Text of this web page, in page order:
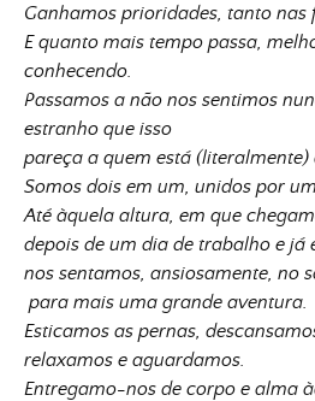
Ganhamos prioridades, tanto nas
E quanto mais tempo passa,
conhecendo.
Passamos a não nos sentimos
estranho que isso
pareça a quem está (literalmente)
Somos dois em um, unidos por
Até àquela altura, em que
depois de um dia de trabalho e já
nos sentamos, ansiosamente, no
para mais uma grande aventura.
Esticamos as pernas,
relaxamos e aguardamos.
Entregamo-nos de corpo e alma